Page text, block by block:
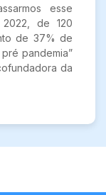
esse
de 120
de 37% de
pandemia”
da